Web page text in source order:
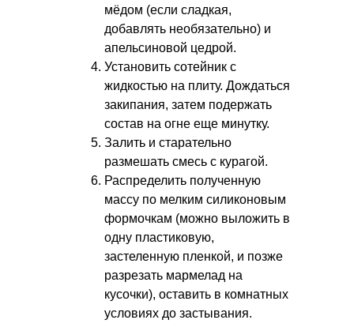
мёдом (если сладкая,
добавлять необязательно) и
апельсиновой цедрой.
Установить сотейник с
жидкостью на плиту. Дождаться
закипания, затем подержать
состав на огне еще минутку.
Залить и старательно
размешать смесь с курагой.
Распределить полученную
массу по мелким силиконовым
формочкам (можно выложить в
одну пластиковую,
застеленную пленкой, и позже
разрезать мармелад на
кусочки), оставить в комнатных
условиях до застывания.